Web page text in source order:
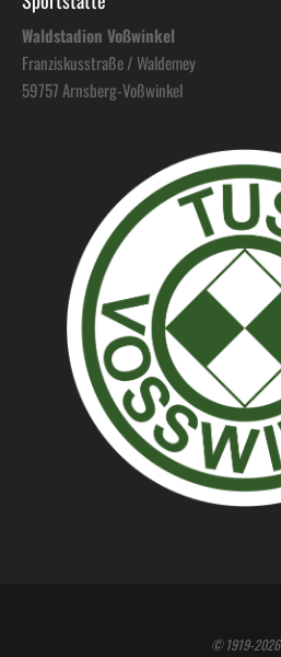
Waldstadion Voßwinkel
Franziskusstraße / Waldemey
59757 Arnsberg-Voßwinkel
© 1919-2026